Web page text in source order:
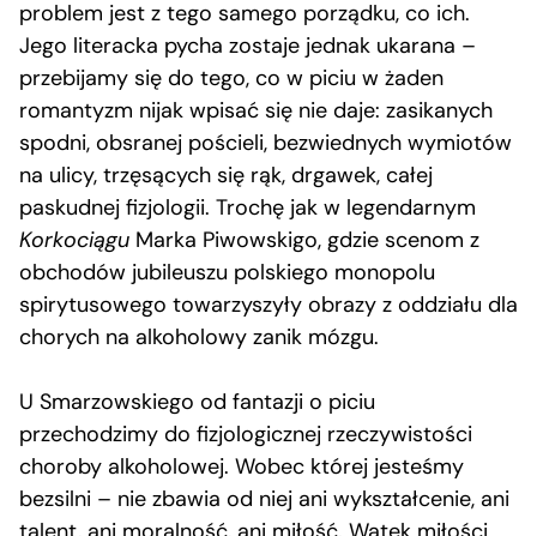
problem jest z tego samego porządku, co ich.
Jego literacka pycha zostaje jednak ukarana –
przebijamy się do tego, co w piciu w żaden
romantyzm nijak wpisać się nie daje: zasikanych
spodni, obsranej pościeli, bezwiednych wymiotów
na ulicy, trzęsących się rąk, drgawek, całej
paskudnej fizjologii. Trochę jak w legendarnym
Korkociągu Marka Piwowskigo, gdzie scenom z
obchodów jubileuszu polskiego monopolu
spirytusowego towarzyszyły obrazy z oddziału dla
chorych na alkoholowy zanik mózgu.
U Smarzowskiego od fantazji o piciu
przechodzimy do fizjologicznej rzeczywistości
choroby alkoholowej. Wobec której jesteśmy
bezsilni – nie zbawia od niej ani wykształcenie, ani